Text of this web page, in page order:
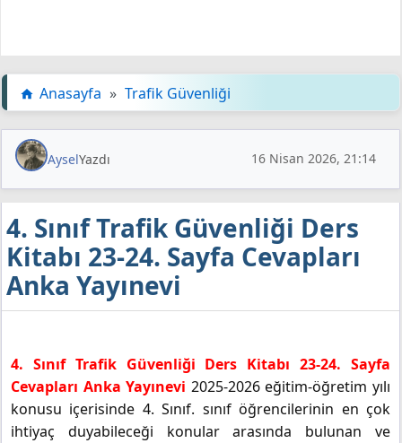
Anasayfa » Trafik Güvenliği
AyselYazdı 16 Nisan 2026, 21:14
4. Sınıf Trafik Güvenliği Ders
Kitabı 23-24. Sayfa Cevapları
Anka Yayınevi
4. Sınıf Trafik Güvenliği Ders Kitabı 23-24. Sayfa
Cevapları Anka Yayınevi 2025-2026 eğitim-öğretim yılı
konusu içerisinde 4. Sınıf. sınıf öğrencilerinin en çok
ihtiyaç duyabileceği konular arasında bulunan ve